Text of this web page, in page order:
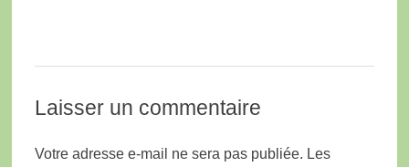
Laisser un commentaire
Votre adresse e-mail ne sera pas publiée. Les